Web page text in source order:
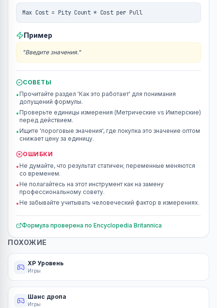
Max Cost = Pity Count * Cost per Pull
Пример
"Введите значения."
СОВЕТЫ
• Прочитайте раздел 'Как это работает' для понимания
допущений формулы.
• Проверьте единицы измерения (Метрические vs Имперские)
перед действием.
• Ищите 'пороговые значения', где покупка это значение оптом
снижает цену за единицу.
ОШИБКИ
• Не думайте, что результат статичен; переменные меняются
со временем.
• Не полагайтесь на этот инструмент как на замену
профессиональному совету.
• Не забывайте учитывать человеческий фактор в измерениях.
Формула проверена по Encyclopedia Britannica
ПОХОЖИЕ
XP Уровень
Игры
Шанс дропа
Игры